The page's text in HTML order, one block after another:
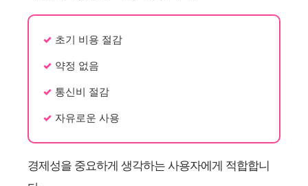
초기 비용 절감
약정 없음
통신비 절감
자유로운 사용
경제성을 중요하게 생각하는 사용자에게 적합합니